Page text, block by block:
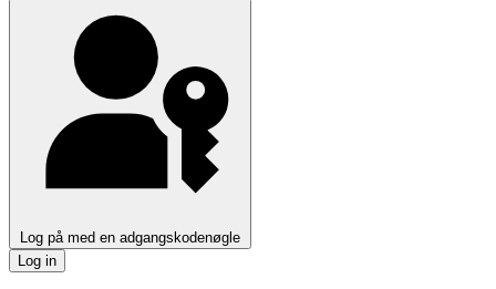
Log på med en adgangskodenøgle
Log in